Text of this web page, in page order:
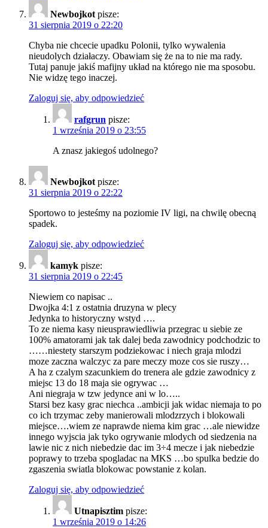
Newbojkot pisze:
31 sierpnia 2019 o 22:20
Chyba nie chcecie upadku Polonii, tylko wywalenia
nieudolych działaczy. Obawiam się że na to nie ma rady.
Tutaj panuje jakiś mafijny układ na którego nie ma sposobu.
Nie widzę tego inaczej.
Zaloguj się, aby odpowiedzieć
rafgrun pisze:
1 września 2019 o 23:55
A znasz jakiegoś udolnego?
Newbojkot pisze:
31 sierpnia 2019 o 22:22
Sportowo to jesteśmy na poziomie IV ligi, na chwilę obecną
spadek.
Zaloguj się, aby odpowiedzieć
kamyk pisze:
31 sierpnia 2019 o 22:45
Niewiem co napisac ..
Dwojka 4:1 z ostatnia druzyna w plecy
Jedynka to historyczny wstyd ….
To ze niema kasy nieusprawiedliwia przegrac u siebie ze
100% amatorami jak tak dalej beda zawodnicy podchodzic to
……niestety starszym podziekowac i niech graja mlodzi
moze zaczna walczyc za pare meczy moze cos sie ruszy…
A ha z czalym szacunkiem do trenera ale gdzie zawodnicy z
miejsc 13 do 18 maja sie ogrywac …
Ani niegraja w tzw jedynce ani w lo…..
Starsi bez kasy grac niechca ..ambicji jak widac niemaja to po
co ich trzymac zeby manierowali mlodzrzych i blokowali
miejsce….wiem ze naprawde niema kim grac …ale niewidze
innego wyjscia jak tyko ogrywanie mlodych od siedzenia na
lawie nic z nich niebedzie dac im 3÷4 mecze i jak niebedzie
poprawy to trzeba spogladac na MKS …bo spulka bedzie do
zgaszenia swiatla blokowac powstanie z kolan.
Zaloguj się, aby odpowiedzieć
Utnapisztim pisze:
1 września 2019 o 14:26